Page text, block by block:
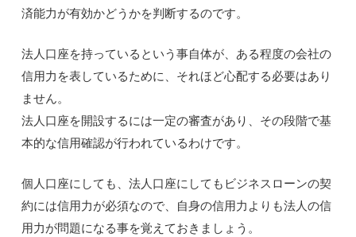
済能力が有効かどうかを判断するのです。
法人口座を持っているという事自体が、ある程度の会社の
信用力を表しているために、それほど心配する必要はあり
ません。
法人口座を開設するには一定の審査があり、その段階で基
本的な信用確認が行われているわけです。
個人口座にしても、法人口座にしてもビジネスローンの契
約には信用力が必須なので、自身の信用力よりも法人の信
用力が問題になる事を覚えておきましょう。